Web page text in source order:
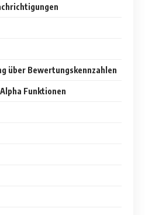
über Bewertungskennzahlen
Funktionen